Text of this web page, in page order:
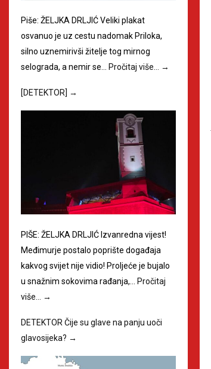
Piše: ŽELJKA DRLJIĆ Veliki plakat
osvanuo je uz cestu nadomak Priloka,
silno uznemirivši žitelje tog mirnog
selograda, a nemir se… Pročitaj više… →
[DETEKTOR] →
PIŠE: ŽELJKA DRLJIĆ Izvanredna vijest!
Međimurje postalo poprište događaja
kakvog svijet nije vidio! Proljeće je bujalo
u snažnim sokovima rađanja,… Pročitaj
više…
→
DETEKTOR Čije su glave na panju uoči
glavosijeka? →